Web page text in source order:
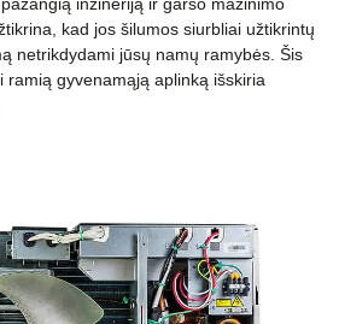
kad jos šilumos siurbliai užtikrintų
netrikdydami jūsų namų ramybės. Šis
ramią gyvenamąją aplinką išskiria